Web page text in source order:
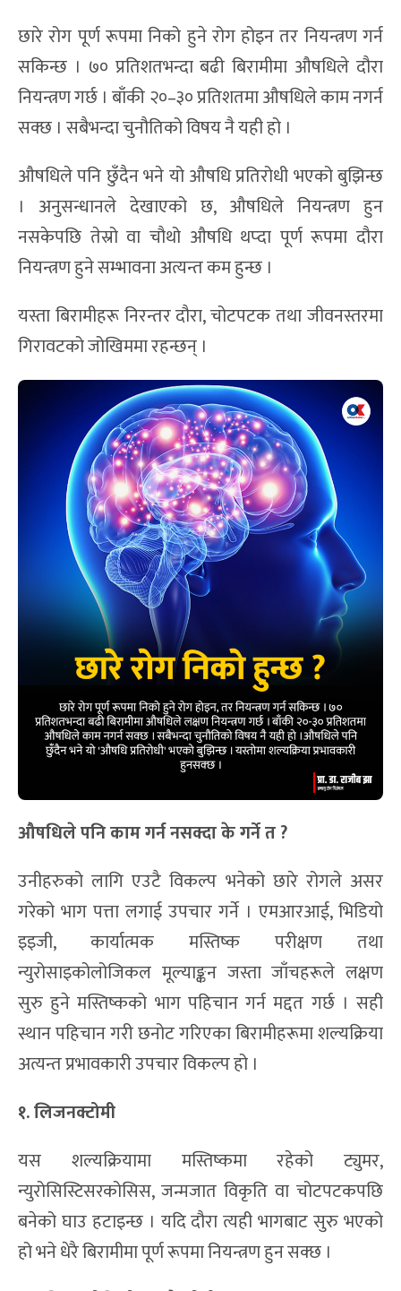
छारे रोग पूर्ण रूपमा निको हुने रोग होइन तर नियन्त्रण गर्न
सकिन्छ । ७० प्रतिशतभन्दा बढी बिरामीमा औषधिले दौरा
नियन्त्रण गर्छ । बाँकी २०–३० प्रतिशतमा औषधिले काम नगर्न
सक्छ । सबैभन्दा चुनौतिको विषय नै यही हो ।
औषधिले पनि छुँदैन भने यो औषधि प्रतिरोधी भएको बुझिन्छ
। अनुसन्धानले देखाएको छ, औषधिले नियन्त्रण हुन
नसकेपछि तेस्रो वा चौथो औषधि थप्दा पूर्ण रूपमा दौरा
नियन्त्रण हुने सम्भावना अत्यन्त कम हुन्छ ।
यस्ता बिरामीहरू निरन्तर दौरा, चोटपटक तथा जीवनस्तरमा
गिरावटको जोखिममा रहन्छन् ।
औषधिले पनि काम गर्न नसक्दा के गर्ने त ?
उनीहरुको लागि एउटै विकल्प भनेको छारे रोगले असर
गरेको भाग पत्ता लगाई उपचार गर्ने । एमआरआई, भिडियो
इइजी, कार्यात्मक मस्तिष्क परीक्षण तथा
न्युरोसाइकोलोजिकल मूल्याङ्कन जस्ता जाँचहरूले लक्षण
सुरु हुने मस्तिष्कको भाग पहिचान गर्न मद्दत गर्छ । सही
स्थान पहिचान गरी छनोट गरिएका बिरामीहरूमा शल्यक्रिया
अत्यन्त प्रभावकारी उपचार विकल्प हो ।
१. लिजनक्टोमी
यस शल्यक्रियामा मस्तिष्कमा रहेको ट्युमर,
न्युरोसिस्टिसरकोसिस, जन्मजात विकृति वा चोटपटकपछि
बनेको घाउ हटाइन्छ । यदि दौरा त्यही भागबाट सुरु भएको
हो भने धेरै बिरामीमा पूर्ण रूपमा नियन्त्रण हुन सक्छ ।